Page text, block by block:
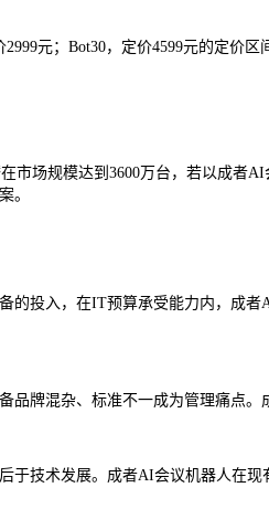
元；Bot30，定价4599元的定
市场规模达到3600万台，若以成者
。
的投入，在IT预算承受能力内，成
品牌混杂、标准不一成为管理痛点
于技术发展。成者AI会议机器人在